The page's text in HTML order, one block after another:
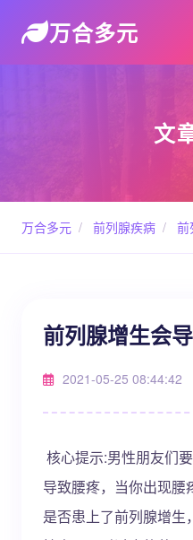
万合多元
文
万合多元 / 前列腺疾病 / 前
前列腺增生会
2021-05-25 08:44:42
核心提示:男性朋友们
导致腰疼，当你出现
是否患上了前列腺增生